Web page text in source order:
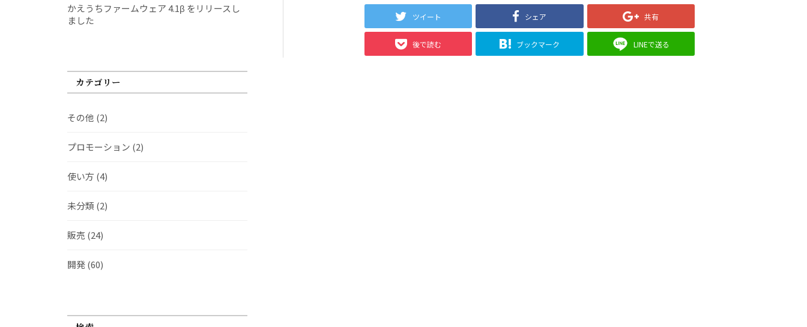
ツイート シェア 共有
後で読む ブックマーク LINEで送る
かえうちファームウェア 4.1β をリリースし
ました
カテゴリー
その他 (2)
プロモーション (2)
使い方 (4)
未分類 (2)
販売 (24)
開発(60)